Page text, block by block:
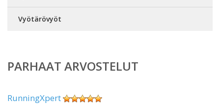
Vyötärövyöt
PARHAAT ARVOSTELUT
RunningXpert